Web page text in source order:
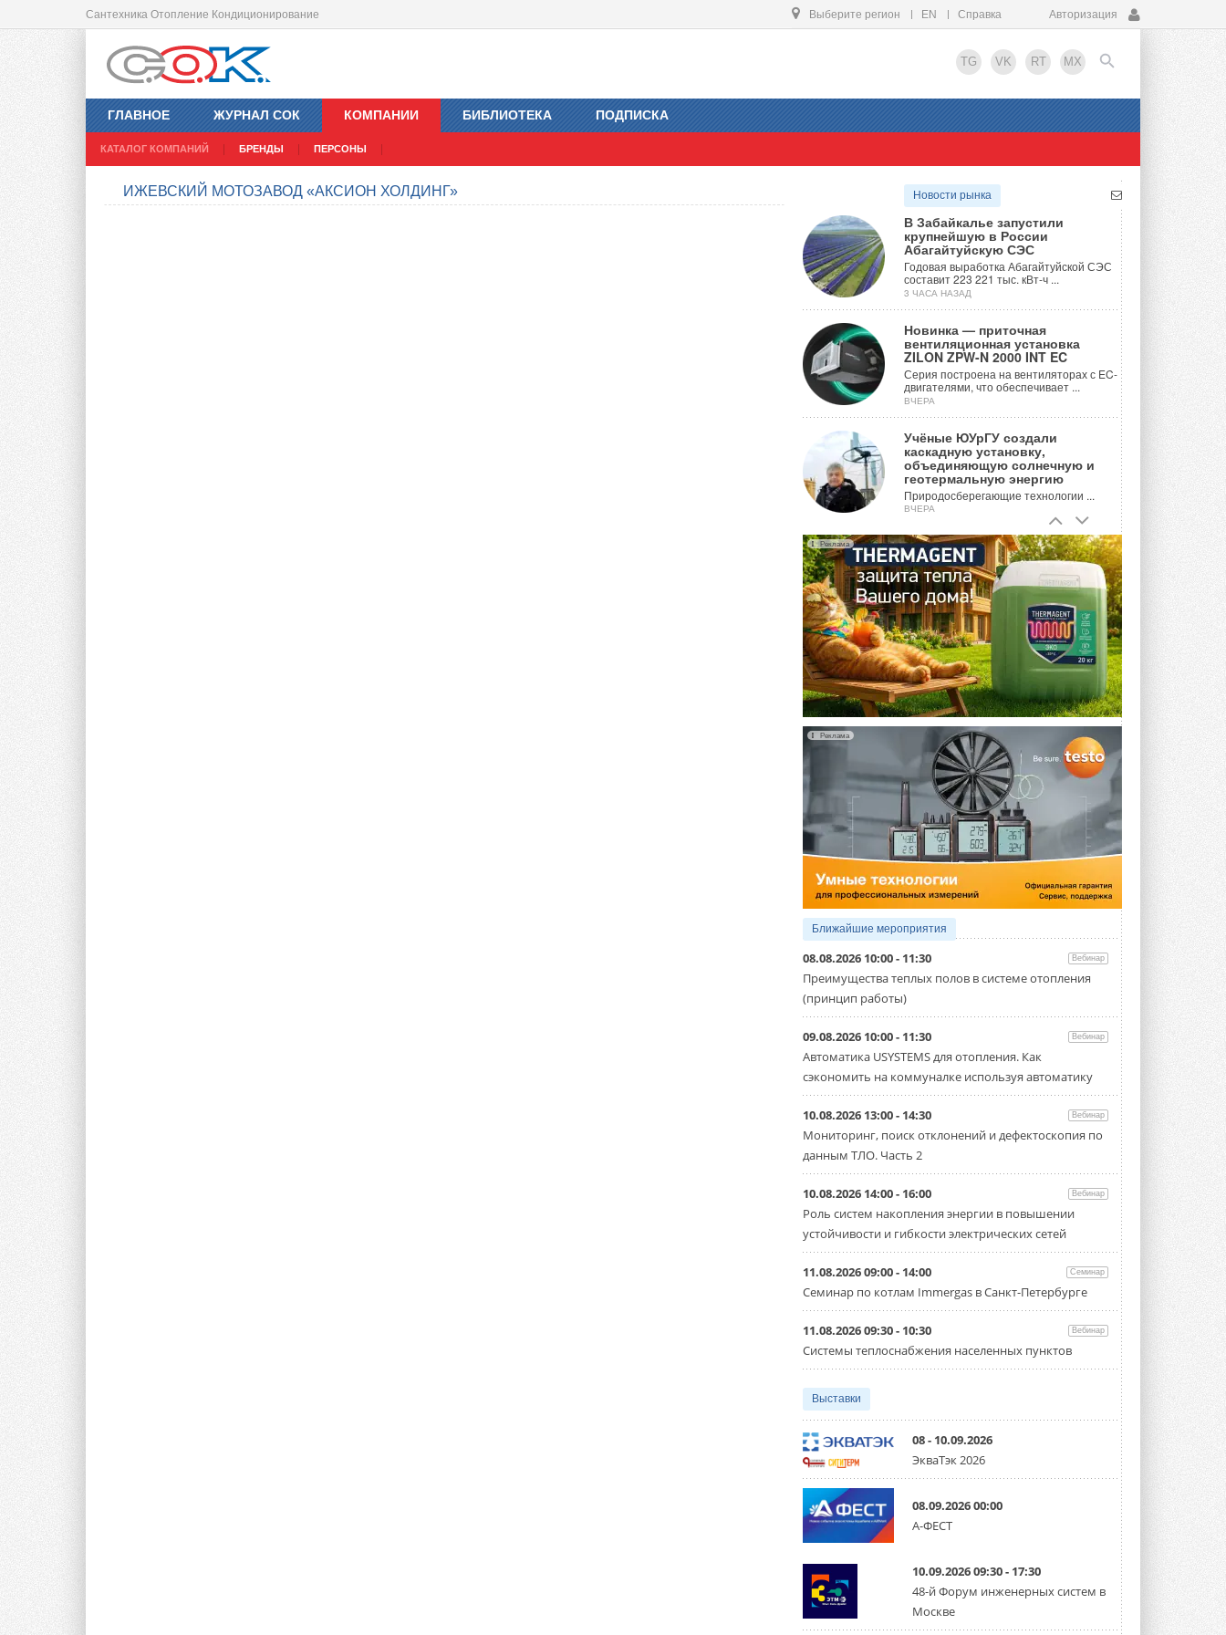
Сантехника Отопление Кондиционирование Выберите регион EN Справка Авторизация
TG VK RT MX
ГЛАВНОЕ ЖУРНАЛ СОК КОМПАНИИ
КАТАЛОГ КОМПАНИЙ БРЕНДЫ ПЕРСОНЫ
БИБЛИОТЕКА ПОДПИСКА
EN
ИЖЕВСКИЙ МОТОЗАВОД «АКСИОН ХОЛДИНГ» Новости рынка
В Забайкалье запустили
крупнейшую в России
Абагайтуйскую СЭС
Годовая выработка Абагайтуйской СЭС
составит 223 221 тыс. кВт-ч ...
3 ЧАСА НАЗАД
Новинка — приточная
вентиляционная установка
ZILON ZPW-N 2000 INT EC
Серия построена на вентиляторах с EC-
двигателями, что обеспечивает ...
ВЧЕРА
Учёные ЮУрГУ создали
каскадную установку,
объединяющую солнечную и
геотермальную энергию
Природосберегающие технологии ...
ВЧЕРА
Для Арктики создали
технологию защиты
ветрогенераторов от аварий
Разработка учитывает влияние
мерзлоты, обледенения и снеговых ...
ВЧЕРА
Гибридный тепловой насос PV/T
с одним общим испарителем
Исследователи предложили
конструкцию двухисточникового ...
5 АВГУСТА 2026
21-й ежегодный форум
«ЦОД-2026»
Мероприятие пройдет 2-3 сентября в
отеле Radisson Slavyanskaya. Форум
посетит более двух тысяч участников ...
5 АВГУСТА 2026
Китайская Shenling представила
линейку тепловых насосов
«воздух-вода» на R290
Серия ThermaX R290 All-In-One
включает три модели ...
4 АВГУСТА 2026
Тепловые насосы в связке с
накопителем снижают
потребление на 60%
Исследователи из Италии установили ...
«РУСКЛИМАТ Fest 2026» в Уфе
собрал свыше 700 профи
климатической отрасли
Организатором выступил торгово-
производственный холдинг ...
3 АВГУСТА 2026
«Датарк» испытал модульный
ЦОД с плотностью 54 кВт на
стойку
Испытания прошли на собственной
производственной площадке и были ...
Samsung выпускает VRF-
систему DVM на R32
Линейка включает семь типоразмеров
производительностью от 22,4 до 56 кВт.
Суммарная длина трубопроводов ...
3 АВГУСТА 2026
итоги конкурса студенческих
проектов «ТИМ-лидеры 2026»
стартует уже в сентябре 2026 года ...
3 АВГУСТА 2026
«Русклимат» укрепляет
партнёрство за Уралом
Омск с трёхдневным рабочим визитом ...
31 ИЮЛЯ 2026
Carrier модернизирует
Реклама
Реклама
Ближайшие мероприятия
08.08.2026 10:00 - 11:30 Вебинар
Преимущества теплых полов в системе отопления
(принцип работы)
09.08.2026 10:00 - 11:30 Вебинар
Автоматика USYSTEMS для отопления. Как
сэкономить на коммуналке используя автоматику
10.08.2026 13:00 - 14:30 Вебинар
Мониторинг, поиск отклонений и дефектоскопия по
данным ТЛО. Часть 2
10.08.2026 14:00 - 16:00 Вебинар
Роль систем накопления энергии в повышении
устойчивости и гибкости электрических сетей
11.08.2026 09:00 - 14:00 Семинар
Семинар по котлам Immergas в Санкт-Петербурге
11.08.2026 09:30 - 10:30 Вебинар
Системы теплоснабжения населенных пунктов
Выставки
08 - 10.09.2026
ЭкваТэк 2026
08.09.2026 00:00
А-ФЕСТ
10.09.2026 09:30 - 17:30
48-й Форум инженерных систем в
Москве